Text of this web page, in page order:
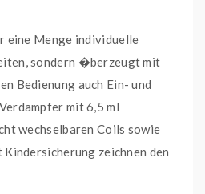
eine Menge individuelle
sondern �berzeugt mit
Bedienung auch Ein- und
mit 6,5 ml
wechselbaren Coils sowie
zeichnen den